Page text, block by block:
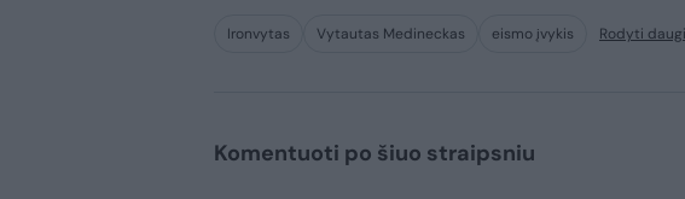
Ironvytas Vytautas Medineckas eismo įvykis Rodyti
Komentuoti po šiuo straipsniu